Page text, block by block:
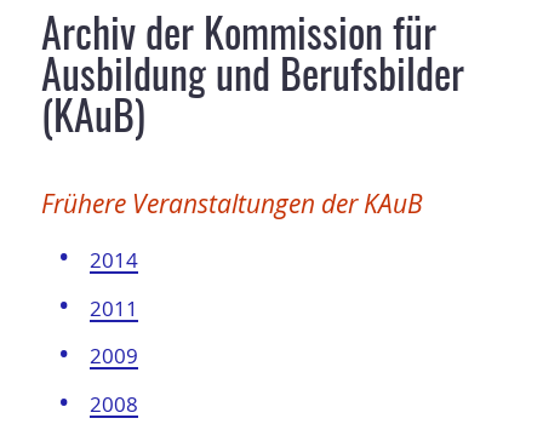
Berufsbilder
Mein Job Bibliothek
Innovationsforum
Kommission für Ausbildung, Studium + Qualifikation
Archiv der Kommission für
Ausbildung und Berufsbilder
(KAuB)
Frühere Veranstaltungen der KAuB
2014
2011
2009
2008